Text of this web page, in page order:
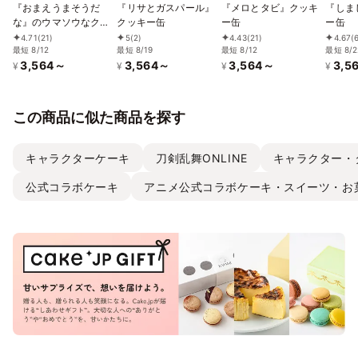
『おまえうまそうだ
な』のウマソウなクッ
キー缶
4.71(21)
最短 8/12
¥ 3,564～
『リサとガスパール』
クッキー缶
5(2)
最短 8/19
¥ 3,564～
『メロとタビ』クッキ
ー缶
4.43(21)
最短 8/12
¥ 3,564～
『し
ー缶
4.67
最短 8/
¥
この商品に似た商品を探す
キャラクターケーキ 刀剣乱舞ONLINE キャラクター
公式コラボケーキ アニメ公式コラボケーキ・スイーツ・お